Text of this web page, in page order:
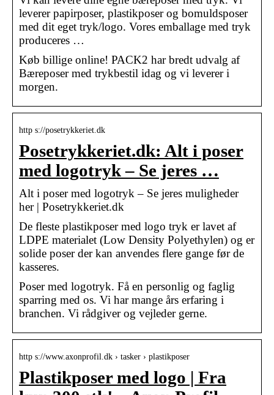
leverer papirposer, plastikposer og bomuldsposer
med dit eget tryk/logo. Vores emballage med tryk
produceres …
Køb billige online! PACK2 har bredt udvalg af
Bæreposer med trykbestil idag og vi leverer i
morgen.
http s://posetrykkeriet.dk
Posetrykkeriet.dk: Alt i poser
med logotryk – Se jeres …
Alt i poser med logotryk – Se jeres muligheder
her | Posetrykkeriet.dk
De fleste plastikposer med logo tryk er lavet af
LDPE materialet (Low Density Polyethylen) og er
solide poser der kan anvendes flere gange før de
kasseres.
Poser med logotryk. Få en personlig og faglig
sparring med os. Vi har mange års erfaring i
branchen. Vi rådgiver og vejleder gerne.
http s://www.axonprofil.dk › tasker › plastikposer
Plastikposer med logo | Fra